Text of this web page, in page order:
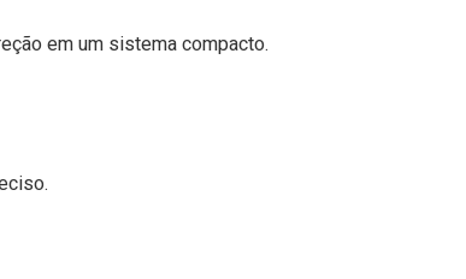
em um sistema compacto.